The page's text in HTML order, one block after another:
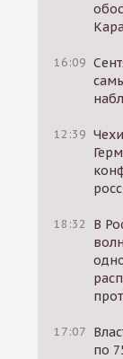
16:09
12:39
18:32
В
17:07
по